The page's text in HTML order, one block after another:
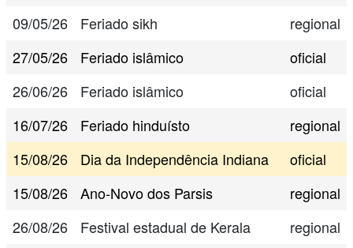
09/05/26
Feriado sikh
regional
27/05/26
Feriado islâmico
oficial
26/06/26
Feriado islâmico
oficial
16/07/26
Feriado hinduísto
regional
15/08/26
Dia da Independência Indiana
oficial
15/08/26
Ano-Novo dos Parsis
regional
26/08/26
Festival estadual de Kerala
regional